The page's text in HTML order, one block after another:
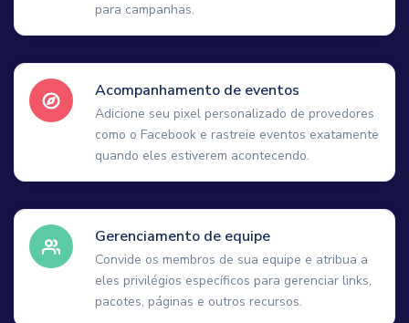
para campanhas.
Acompanhamento de eventos
Adicione seu pixel personalizado de provedores
como o Facebook e rastreie eventos exatamente
quando eles estiverem acontecendo.
Gerenciamento de equipe
Convide os membros de sua equipe e atribua a
eles privilégios específicos para gerenciar links,
pacotes, páginas e outros recursos.